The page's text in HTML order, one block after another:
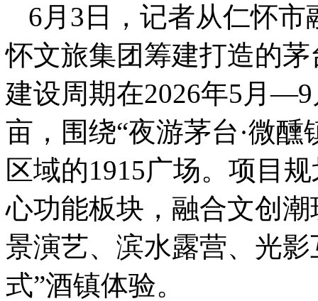
6月3日，记者从仁怀
怀文旅集团筹建打造的
建设周期在2026年5月
亩，围绕“夜游茅台·微
区域的1915广场。项目
心功能板块，融合文创
景演艺、滨水露营、光
式”酒镇体验。